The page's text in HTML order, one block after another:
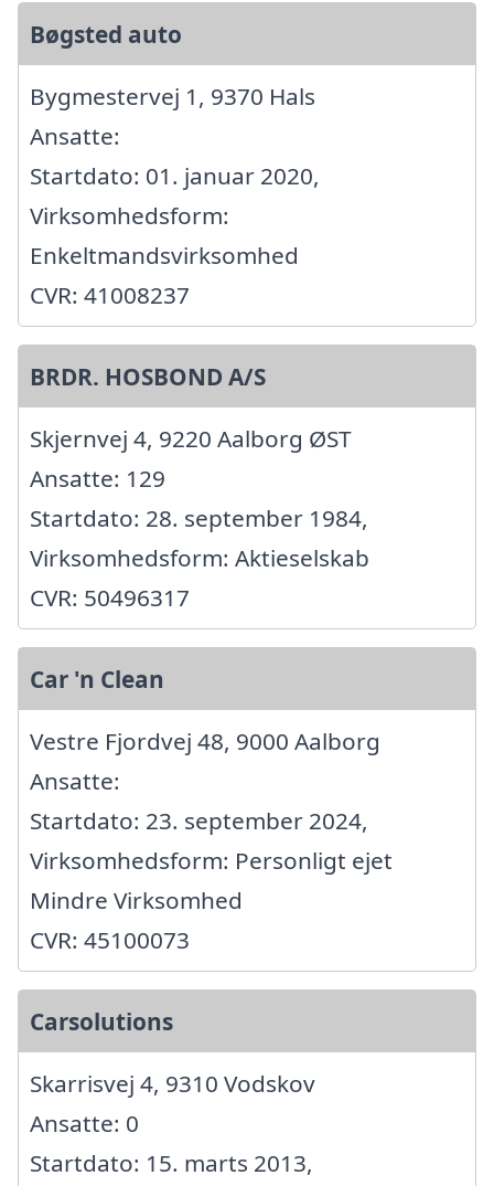
Bøgsted auto
Bygmestervej 1, 9370 Hals
Ansatte:
Startdato: 01. januar 2020,
Virksomhedsform:
Enkeltmandsvirksomhed
CVR: 41008237
BRDR. HOSBOND A/S
Skjernvej 4, 9220 Aalborg ØST
Ansatte: 129
Startdato: 28. september 1984,
Virksomhedsform: Aktieselskab
CVR: 50496317
Car 'n Clean
Vestre Fjordvej 48, 9000 Aalborg
Ansatte:
Startdato: 23. september 2024,
Virksomhedsform: Personligt ejet
Mindre Virksomhed
CVR: 45100073
Carsolutions
Skarrisvej 4, 9310 Vodskov
Ansatte: 0
Startdato: 15. marts 2013,